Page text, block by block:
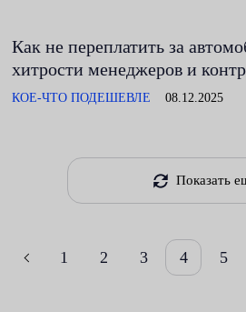
Как не переплатить за
хитрости менеджеров и
КОЕ-ЧТО ПОДЕШЕВЛЕ 08.12.2025
1 2 3 4 5